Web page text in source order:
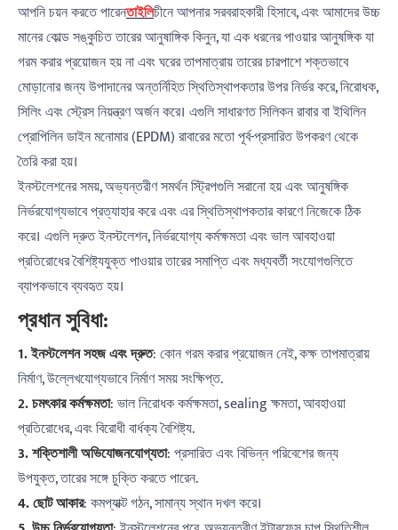
আপনি চয়ন করতে পারেনতাইলিচীনে আপনার সরবরাহকারী হিসাবে, এবং আমাদের উচ্চ
মানের কোল্ড সঙ্কুচিত তারের আনুষাঙ্গিক কিনুন, যা এক ধরনের পাওয়ার আনুষঙ্গিক যা
গরম করার প্রয়োজন হয় না এবং ঘরের তাপমাত্রায় তারের চারপাশে শক্তভাবে
মোড়ানোর জন্য উপাদানের অন্তর্নিহিত স্থিতিস্থাপকতার উপর নির্ভর করে, নিরোধক,
সিলিং এবং স্ট্রেস নিয়ন্ত্রণ অর্জন করে। এগুলি সাধারণত সিলিকন রাবার বা ইথিলিন
প্রোপিলিন ডাইন মনোমার (EPDM) রাবারের মতো পূর্ব-প্রসারিত উপকরণ থেকে
তৈরি করা হয়।
ইনস্টলেশনের সময়, অভ্যন্তরীণ সমর্থন স্ট্রিপগুলি সরানো হয় এবং আনুষঙ্গিক
নির্ভরযোগ্যভাবে প্রত্যাহার করে এবং এর স্থিতিস্থাপকতার কারণে নিজেকে ঠিক
করে। এগুলি দ্রুত ইনস্টলেশন, নির্ভরযোগ্য কর্মক্ষমতা এবং ভাল আবহাওয়া
প্রতিরোধের বৈশিষ্ট্যযুক্ত পাওয়ার তারের সমাপ্তি এবং মধ্যবর্তী সংযোগগুলিতে
ব্যাপকভাবে ব্যবহৃত হয়।
প্রধান সুবিধা:
1. ইনস্টলেশন সহজ এবং দ্রুত: কোন গরম করার প্রয়োজন নেই, কক্ষ তাপমাত্রায়
নির্মাণ, উল্লেখযোগ্যভাবে নির্মাণ সময় সংক্ষিপ্ত.
2. চমৎকার কর্মক্ষমতা: ভাল নিরোধক কর্মক্ষমতা, sealing ক্ষমতা, আবহাওয়া
প্রতিরোধের, এবং বিরোধী বার্ধক্য বৈশিষ্ট্য.
3. শক্তিশালী অভিযোজনযোগ্যতা: প্রসারিত এবং বিভিন্ন পরিবেশের জন্য
উপযুক্ত, তারের সঙ্গে চুক্তি করতে পারেন.
4. ছোট আকার: কমপ্যাক্ট গঠন, সামান্য স্থান দখল করে।